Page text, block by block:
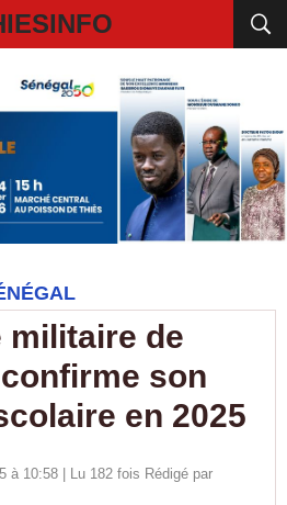
militaire de
son
en 2025
à 10:58 | Lu 182 fois Rédigé par